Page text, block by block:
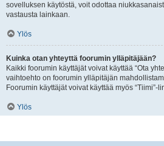
sovelluksen käytöstä, voit odottaa
vastausta lainkaan.
Ylös
Kuinka otan yhteyttä foorumin ylläpitäjään?
Kaikki foorumin käyttäjät voivat käyttää “Ota
vaihtoehto on foorumin ylläpitäjän
Foorumin käyttäjät voivat käyttää myös “Tiimi”-
Ylös